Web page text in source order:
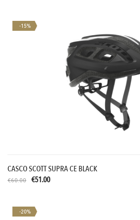
-15%
CASCO SCOTT SUPRA CE BLACK
€60.00 €51.00
-20%